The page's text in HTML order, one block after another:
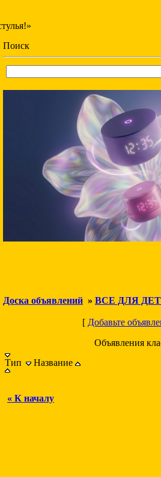
Поиск
Доска объявлений » ВСЕ ДЛЯ
[ Добавьте
Объявления
Тип
Название
« К началу